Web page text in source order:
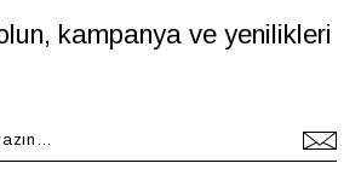
kampanya ve yenilikleri